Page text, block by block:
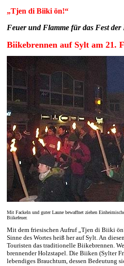
„Tjen di Biiki ön!“
Feuer und Flamme für das Fest der
Biikebrennen auf Sylt am 21.
Mit Fackeln und guter Laune bewaffnet ziehen
Biikefeuer.
Mit dem friesischen Aufruf „Tjen di Biiki
Sinne des Wortes heiß her auf Sylt. An
Touristen das traditionelle Biikebrennen.
brennender Holzstapel. Die Biiken (Sylter
lebendiges Brauchtum, dessen Bedeutung